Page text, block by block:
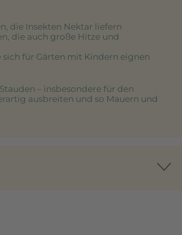
die Insekten Nektar liefern
die auch große Hitze und
für Gärten mit Kindern eignen
– insbesondere für den
ausbreiten und so Mauern und